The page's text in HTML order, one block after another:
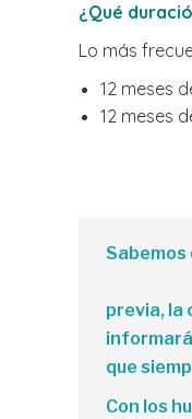
¿Qué
Lo más
12 meses
12 meses
previa, la
que
Con los